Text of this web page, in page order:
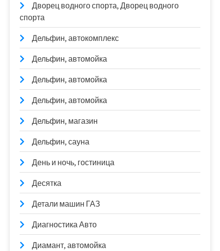
Дворец водного спорта, Дворец водного
спорта
Дельфин, автокомплекс
Дельфин, автомойка
Дельфин, автомойка
Дельфин, автомойка
Дельфин, магазин
Дельфин, сауна
День и ночь, гостиница
Десятка
Детали машин ГАЗ
Диагностика Авто
Диамант, автомойка